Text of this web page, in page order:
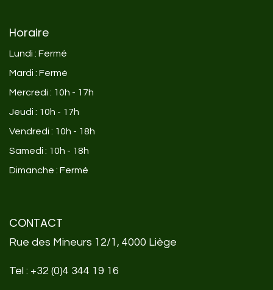
Horaire
Lundi : Fermé
Mardi : Fermé
Mercredi : 10h - 17h
Jeudi : 10h - 17h
Vendredi : 10h - 18h
Samedi : 10h - 18h
Dimanche : Fermé
CONTACT
Rue des Mineurs 12/1, 4000 Liège
Tel : +32 (0)4 344 19 16